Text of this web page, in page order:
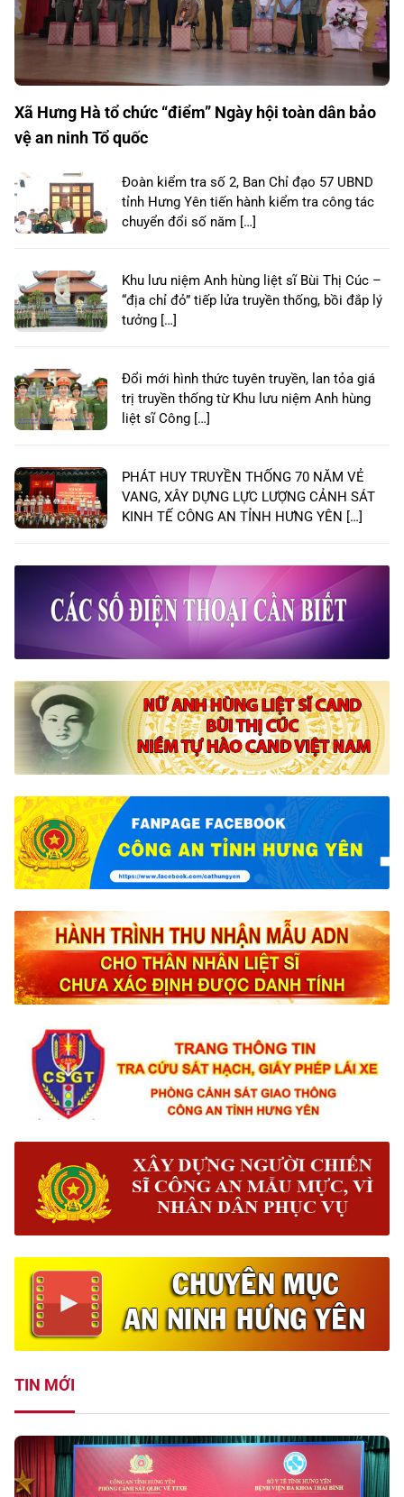
Xã Hưng Hà tổ chức “điểm” Ngày hội toàn dân bảo
vệ an ninh Tổ quốc
Đoàn kiểm tra số 2, Ban Chỉ đạo 57 UBND
tỉnh Hưng Yên tiến hành kiểm tra công tác
chuyển đổi số năm […]
Khu lưu niệm Anh hùng liệt sĩ Bùi Thị Cúc –
“địa chỉ đỏ” tiếp lửa truyền thống, bồi đắp lý
tưởng […]
Đổi mới hình thức tuyên truyền, lan tỏa giá
trị truyền thống từ Khu lưu niệm Anh hùng
liệt sĩ Công […]
PHÁT HUY TRUYỀN THỐNG 70 NĂM VẺ
VANG, XÂY DỰNG LỰC LƯỢNG CẢNH SÁT
KINH TẾ CÔNG AN TỈNH HƯNG YÊN […]
TIN MỚI